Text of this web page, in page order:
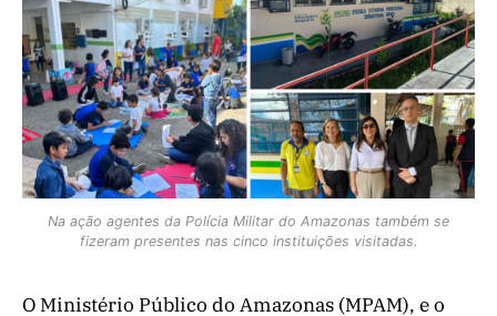
Na ação agentes da Polícia Militar do Amazonas também se
fizeram presentes nas cinco instituições visitadas.
O Ministério Público do Amazonas (MPAM), e o